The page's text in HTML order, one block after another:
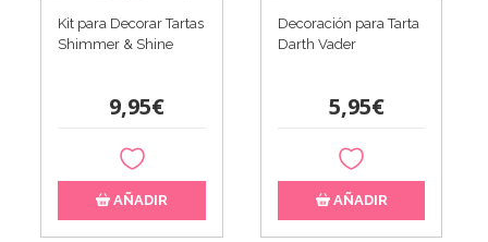
Kit para Decorar Tartas
Shimmer & Shine
9,95€
AÑADIR
Decoración para Tarta
Darth Vader
5,95€
AÑADIR